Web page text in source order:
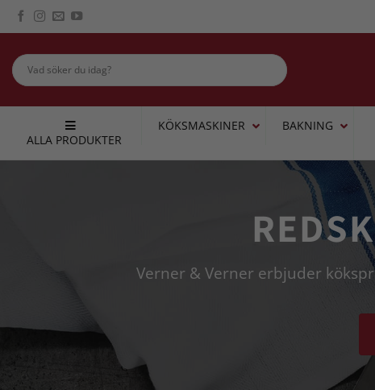
Skip
to
ALLA PRODUKTER
KÖKSMASKINER BAKNING
Verner & Verner erbjuder